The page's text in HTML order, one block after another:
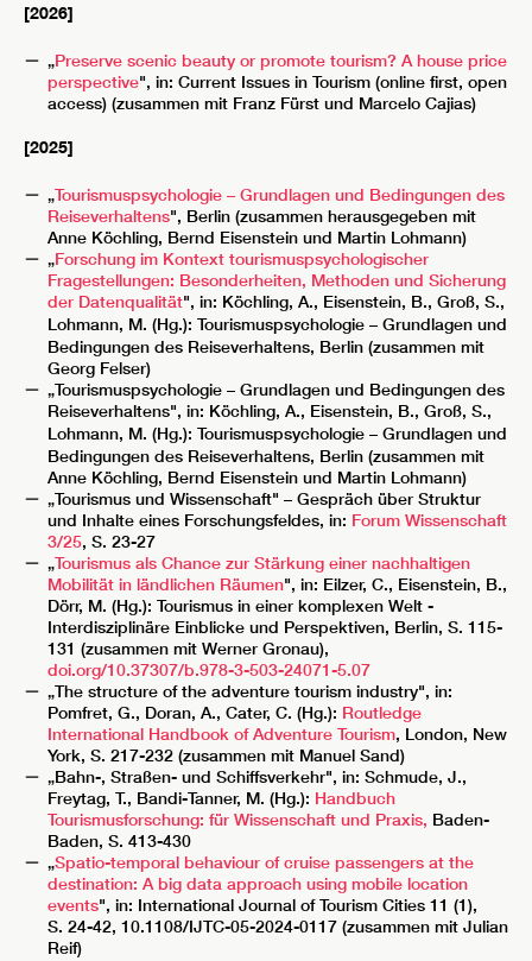
[2026]
„Preserve scenic beauty or promote tourism? A house price
perspective", in: Current Issues in Tourism (online first, open
access) (zusammen mit Franz Fürst und Marcelo Cajias)
[2025]
„Tourismuspsychologie – Grundlagen und Bedingungen des
Reiseverhaltens", Berlin (zusammen herausgegeben mit
Anne Köchling, Bernd Eisenstein und Martin Lohmann)
„Forschung im Kontext tourismuspsychologischer
Fragestellungen: Besonderheiten, Methoden und Sicherung
der Datenqualität", in: Köchling, A., Eisenstein, B., Groß, S.,
Lohmann, M. (Hg.): Tourismuspsychologie – Grundlagen und
Bedingungen des Reiseverhaltens, Berlin (zusammen mit
Georg Felser)
„Tourismuspsychologie – Grundlagen und Bedingungen des
Reiseverhaltens", in: Köchling, A., Eisenstein, B., Groß, S.,
Lohmann, M. (Hg.): Tourismuspsychologie – Grundlagen und
Bedingungen des Reiseverhaltens, Berlin (zusammen mit
Anne Köchling, Bernd Eisenstein und Martin Lohmann)
„Tourismus und Wissenschaft" – Gespräch über Struktur
und Inhalte eines Forschungsfeldes, in: Forum Wissenschaft
3/25, S. 23-27
„Tourismus als Chance zur Stärkung einer nachhaltigen
Mobilität in ländlichen Räumen", in: Eilzer, C., Eisenstein, B.,
Dörr, M. (Hg.): Tourismus in einer komplexen Welt -
Interdisziplinäre Einblicke und Perspektiven, Berlin, S. 115-
131 (zusammen mit Werner Gronau),
doi.org/10.37307/b.978-3-503-24071-5.07
„The structure of the adventure tourism industry", in:
Pomfret, G., Doran, A., Cater, C. (Hg.): Routledge
International Handbook of Adventure Tourism, London, New
York, S. 217-232 (zusammen mit Manuel Sand)
„Bahn-, Straßen- und Schiffsverkehr", in: Schmude, J.,
Freytag, T., Bandi-Tanner, M. (Hg.): Handbuch
Tourismusforschung: für Wissenschaft und Praxis, Baden-
Baden, S. 413-430
„Spatio-temporal behaviour of cruise passengers at the
destination: A big data approach using mobile location
events", in: International Journal of Tourism Cities 11 (1),
S. 24-42, 10.1108/IJTC-05-2024-0117 (zusammen mit Julian
Reif)